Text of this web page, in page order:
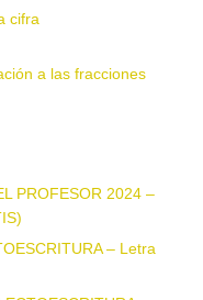
cifra
a las fracciones
PROFESOR 2024 –
– Letra